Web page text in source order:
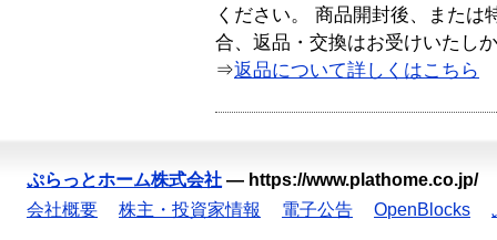
ください。 商品開封後、または
合、返品・交換はお受けいたし
⇒返品について詳しくはこちら
ぷらっとホーム株式会社 — https://www.plathome.co.jp/
会社概要
株主・投資家情報 電子公告 OpenBlocks